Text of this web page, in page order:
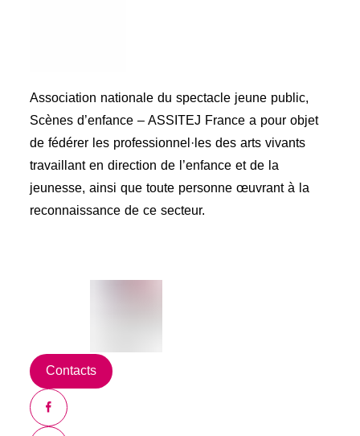
Association nationale du spectacle jeune public,
Scènes d’enfance – ASSITEJ France a pour objet
de fédérer les professionnel·les des arts vivants
travaillant en direction de l’enfance et de la
jeunesse, ainsi que toute personne œuvrant à la
reconnaissance de ce secteur.
Contacts